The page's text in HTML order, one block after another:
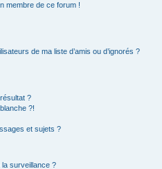
membre de ce forum !
de ma liste d’amis ou d’ignorés ?
?
?!
et sujets ?
surveillance ?